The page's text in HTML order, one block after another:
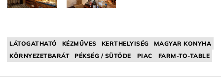
LÁTOGATHATÓ KÉZMŰVES KERTHELYISÉG
MAGYAR KONYHA
KÖRNYEZETBARÁT
PÉKSÉG / SÜTÖDE PIAC FARM-TO-TABLE